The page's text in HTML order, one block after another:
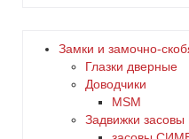
цилиндровый
желтый
зеленый
Замки и замочно-
Глазки дверные
Доводчики
MSM
Задвижки